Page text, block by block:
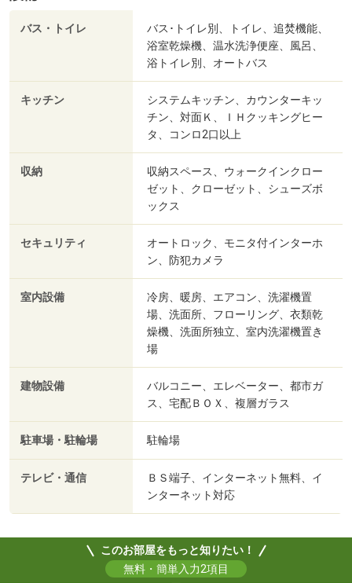
バス・トイレ
バス･トイレ別、トイレ、追焚機能、
浴室乾燥機、温水洗浄便座、風呂、
浴トイレ別、オートバス
キッチン
システムキッチン、カウンターキッ
チン、対面Ｋ、ＩＨクッキングヒー
タ、コンロ2口以上
収納
収納スペース、ウォークインクロー
ゼット、クローゼット、シューズボ
ックス
セキュリティ
オートロック、モニタ付インターホ
ン、防犯カメラ
室内設備
冷房、暖房、エアコン、洗濯機置
場、洗面所、フローリング、衣類乾
燥機、洗面所独立、室内洗濯機置き
場
建物設備
バルコニー、エレベーター、都市ガ
ス、宅配ＢＯＸ、複層ガラス
駐車場・駐輪場 駐輪場
テレビ・通信
ＢＳ端子、インターネット無料、イ
ンターネット対応
このお部屋をもっと知りたい！
無料・簡単入力2項目